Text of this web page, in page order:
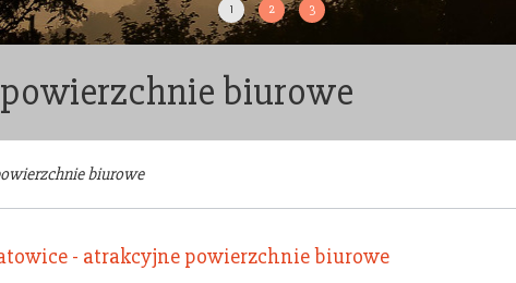
1 2 3
biurowe
biurowe
- atrakcyjne powierzchnie biurowe